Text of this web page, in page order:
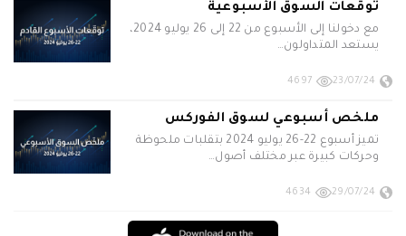
توقّعات السوق الأسبوعية
مع دخولنا إلى الأسبوع من 22 إلى 26 يوليو 2024،
يستعد المتداولون…
23/07/24
4697
ملخص أسبوعي لسوق الفوركس
تميز أسبوع 22-26 يوليو 2024 بتقلبات ملحوظة
وحركات كبيرة عبر مختلف أصول…
29/07/24
4634